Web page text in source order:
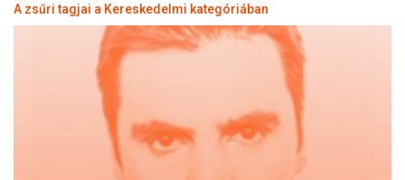
A zsűri tagjai a Kereskedelmi kategóriában